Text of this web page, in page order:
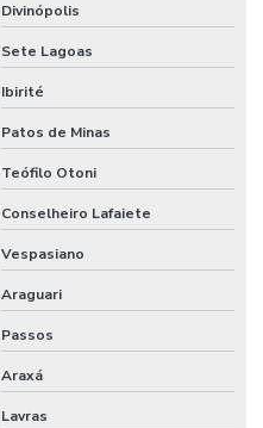
Divinópolis
Sete Lagoas
Ibirité
Patos de Minas
Teófilo Otoni
Conselheiro Lafaiete
Vespasiano
Araguari
Passos
Araxá
Lavras